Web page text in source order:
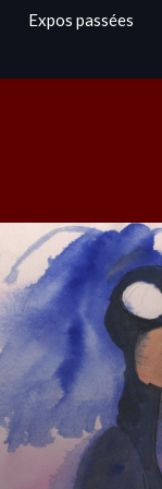
Expos passées